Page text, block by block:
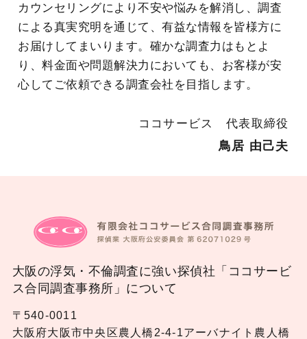
カウンセリングにより不安や悩みを解消し、調査
による真実究明を通じて、有益な情報を皆様方に
お届けしてまいります。確かな調査力はもとよ
り、料金面や問題解決力においても、お客様が安
心してご依頼できる調査会社を目指します。
ココサービス 代表取締役
鳥居 由己夫
大阪の浮気・不倫調査に強い探偵社「ココサービ
ス合同調査事務所」について
〒540-0011
大阪府大阪市中央区農人橋2-4-1アーバナイト農人橋